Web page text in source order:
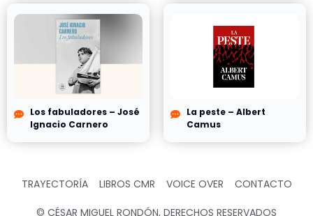
Los fabuladores – José
Ignacio Carnero
La peste – Albert
Camus
TRAYECTORÍA LIBROS CMR VOICE OVER CONTACTO
© CÉSAR MIGUEL RONDÓN, DERECHOS RESERVADOS